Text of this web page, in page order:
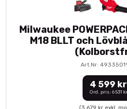
Milwaukee
M18 BLLT och
Art.Nr:
4 599 kr
Ord. pris: 6 531 kr
(3 679 kr exkl.